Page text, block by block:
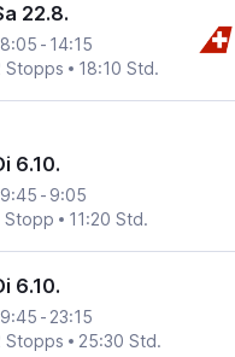
22.8.
- 14:15
Stopps
18:10 Std.
6.10.
- 9:05
Stopp
11:20 Std.
6.10.
- 23:15
Stopps
25:30 Std.